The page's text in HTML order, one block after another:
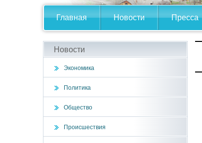
Главная Новости Пресса
Новости
Экономика
Политика
Общество
Происшествия